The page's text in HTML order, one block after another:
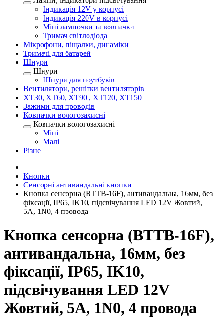
Індикація 12V у корпусі
Індикація 220V в корпусі
Міні лампочки та ковпачки
Тримач світлодіода
Мікрофони, піщалки, динаміки
Тримачі для батарей
Шнури
Шнури
Шнури для ноутбуків
Вентилятори, решітки вентиляторів
XT30, XT60, XT90 , XT120, XT150
Зажими для проводів
Ковпачки вологозахисні
Ковпачки вологозахисні
Міні
Малі
Різне
Кнопки
Сенсорні антивандальні кнопки
Кнопка сенсорна (BTTB-16F), антивандальна, 16мм, без
фіксації, IP65, IK10, підсвічування LED 12V Жовтий,
5А, 1N0, 4 провода
Кнопка сенсорна (BTTB-16F),
антивандальна, 16мм, без
фіксації, IP65, IK10,
підсвічування LED 12V
Жовтий, 5А, 1N0, 4 провода